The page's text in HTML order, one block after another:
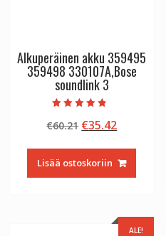
Alkuperäinen akku 359495
359498 330107A,Bose
soundlink 3
tuotteesta:
4.50
€60.21 Alkuperäinen
oli:
€60.21.
€35.42Nykyinen
on:
€35.42.
Lisää ostoskoriin
ALE!